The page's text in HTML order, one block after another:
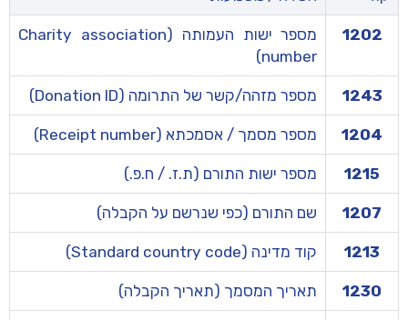
1202
מספר ישות העמותה (Charity association
number)
1243 מספר מזהה/קשר של התרומה (Donation ID)
1204 מספר מסמך / אסמכתא (Receipt number)
1215 מספר ישות התורם (ת.ז. / ח.פ.)
1207 שם התורם (כפי שנרשם על הקבלה)
1213 קוד מדינה (Standard country code)
1230 תאריך המסמך (תאריך הקבלה)